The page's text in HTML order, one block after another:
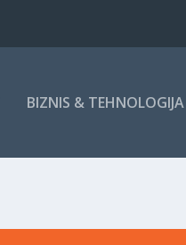
BIZNIS & TEHNOLOGIJA